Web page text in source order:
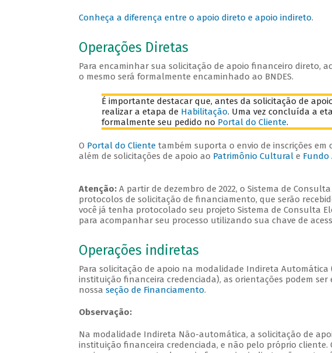
Conheça a diferença entre o apoio direto e apoio indireto.
Operações Diretas
Para encaminhar sua solicitação de apoio financeiro direto,
o mesmo será formalmente encaminhado ao BNDES.
É importante destacar que, antes da solicitação de
realizar a etapa de Habilitação. Uma vez concluída a
formalmente seu pedido no Portal do Cliente.
O Portal do Clientetambém suporta o envio de inscrições em
além de solicitações de apoio ao Patrimônio Culturale Fundo
Atenção:A partir de dezembro de 2022, o Sistema de
protocolos de solicitação de financiamento, que serão
você já tenha protocolado seu projeto Sistema de Consulta
para acompanhar seu processo utilizando sua chave de
Operações indiretas
Para solicitação de apoio na modalidade Indireta
instituição financeira credenciada), as orientações podem
nossa seção de Financiamento.
Observação:
Na modalidade Indireta Não-automática, a solicitação de
instituição financeira credenciada, e não pelo próprio